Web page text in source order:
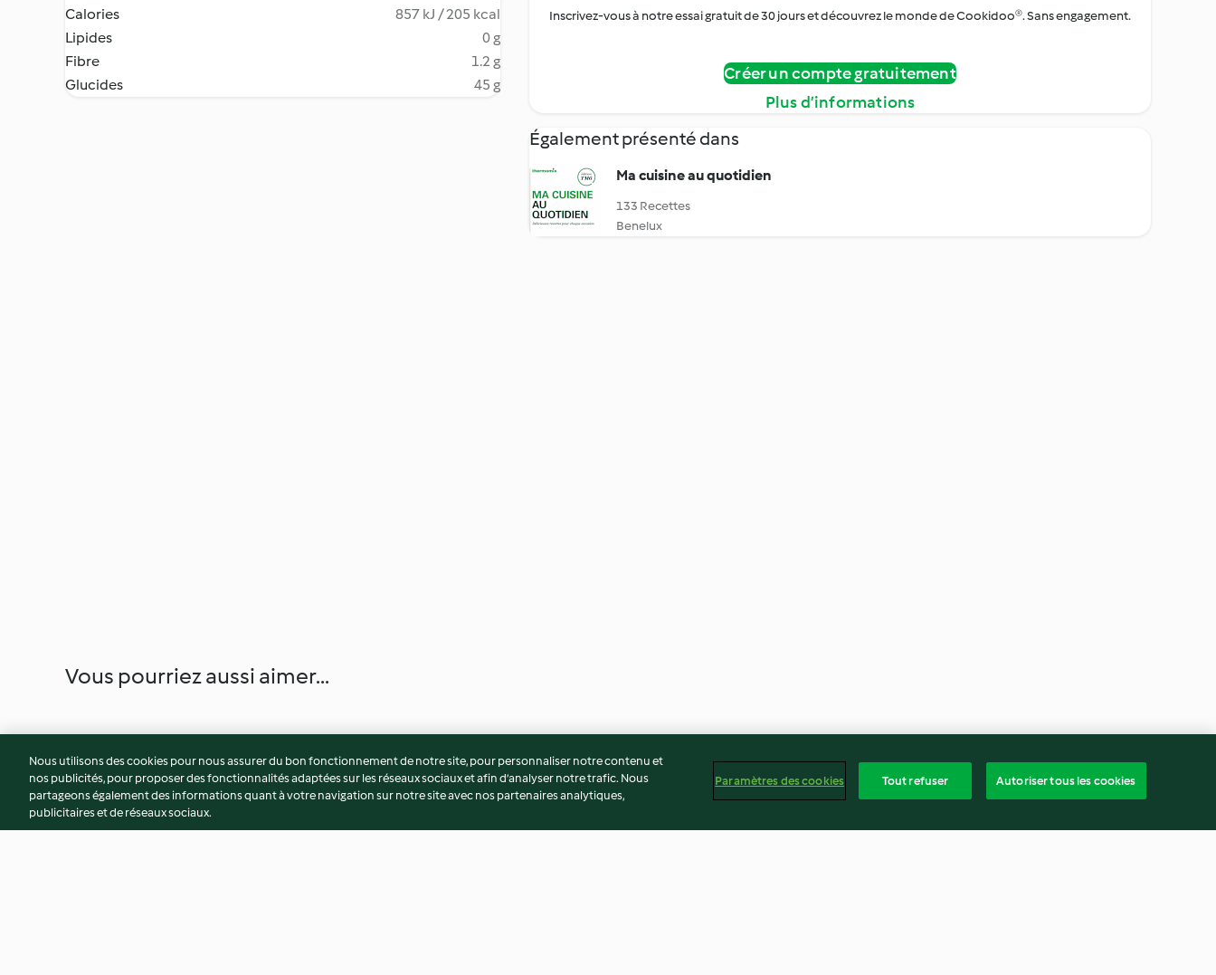
Calories
857 kJ / 205 kcal
Lipides
0 g
Fibre
1.2 g
Glucides
45 g
Inscrivez-vous à notre essai gratuit de 30 jours et découvrez le monde de Cookidoo®. Sans engagement.
Créer un compte gratuitement
Plus d’informations
Également présenté dans
Ma cuisine au quotidien
133 Recettes
Benelux
Vous pourriez aussi aimer...
Nous utilisons des cookies pour nous assurer du bon fonctionnement de notre site, pour personnaliser notre contenu et
nos publicités, pour proposer des fonctionnalités adaptées sur les réseaux sociaux et afin d’analyser notre trafic. Nous
partageons également des informations quant à votre navigation sur notre site avec nos partenaires analytiques,
publicitaires et de réseaux sociaux.
Paramètres des cookies Tout refuser Autoriser tous les cookies